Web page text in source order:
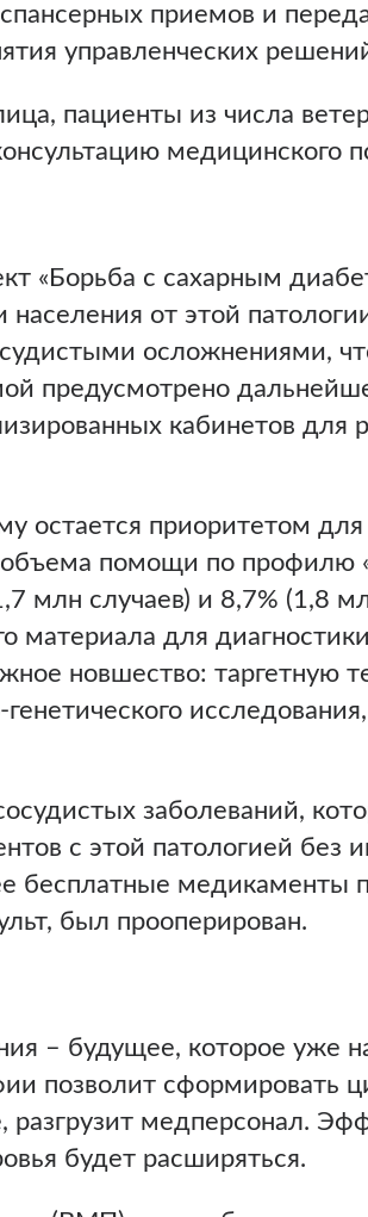
приемов и
управленческих
пациенты из числа
медицинского
«Борьба с сахарным
от этой
осложнениями,
предусмотрено
кабинетов для
остается приоритетом для
помощи по профилю
млн случаев) и 8,7% (1,8
материала для
новшество: таргетную
заболеваний,
с этой патологией без
медикаменты
был прооперирован.
– будущее, которое уже
позволит сформировать
медперсонал.
будет расширяться.